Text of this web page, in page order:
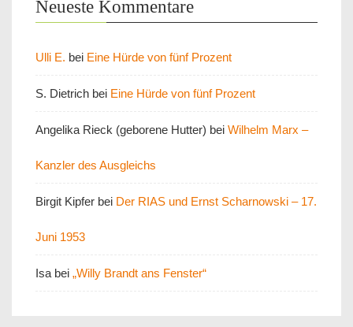
Neueste Kommentare
Ulli E. bei Eine Hürde von fünf Prozent
S. Dietrich bei Eine Hürde von fünf Prozent
Angelika Rieck (geborene Hutter) bei Wilhelm Marx –
Kanzler des Ausgleichs
Birgit Kipfer bei Der RIAS und Ernst Scharnowski – 17.
Juni 1953
Isabei „Willy Brandt ans Fenster“